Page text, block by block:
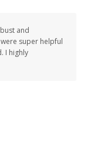
and
super helpful
I highly